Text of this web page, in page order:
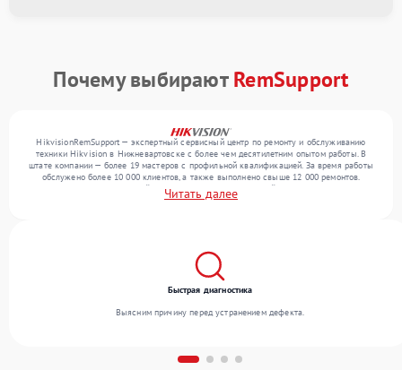
Почему выбираютRemSupport
HikvisionRemSupport — экспертный сервисный центр по ремонту и обслуживанию
техники Hikvision в Нижневартовске с более чем десятилетним опытом работы. В
штате компании — более 19 мастеров с профильной квалификацией. За время работы
обслужено более 10 000 клиентов, а также выполнено свыше 12 000 ремонтов.
Ежемесячно в сервисный центр поступает от 300 устройств, включая , , . Мы
устраняем поломки любой сложности и гарантируем высокое качество обслуживания
Читать далее
Быстрая диагностика
Выясним причину перед устранением дефекта.